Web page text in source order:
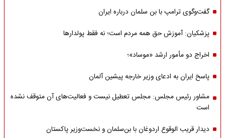
گفت‌وگوی ترامپ با بن سلمان درباره ایران
پزشکیان: آموزش حق همه مردم است؛ نه فقط پولدارها
اخراج دو مأمور ارشد «موساد»؛
پاسخ ایران به ادعای وزیر خارجه پیشین آلمان
مشاور رئیس مجلس: مجلس تعطیل نیست و فعالیت‌های آن متوقف نشده
است
دیدار قریب الوقوع اردوغان با بن‌سلمان و نخست‌وزیر پاکستان